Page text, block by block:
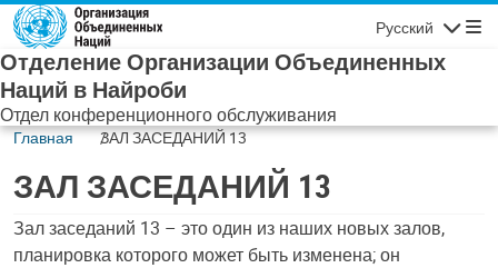
Skip to main content
Русский
Отделение Организации Объединенных
Наций в Найроби
Отдел конференционного обслуживания
Главная ЗАЛ ЗАСЕДАНИЙ 13
ЗАЛ ЗАСЕДАНИЙ 13
Содержимое
Зал заседаний 13 – это один из наших новых залов,
планировка которого может быть изменена; он